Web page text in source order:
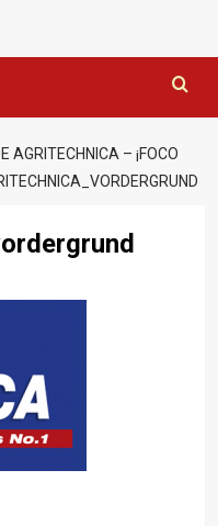
AGRITECHNICA – ¡FOCO